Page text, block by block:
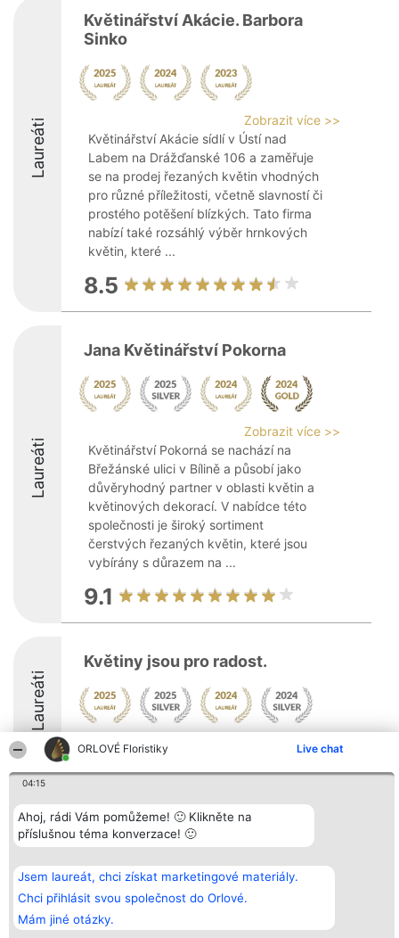
ORLOVÉ Floristiky Live chat
04:15
Ahoj, rádi Vám pomůžeme! 🙂 Klikněte na
příslušnou téma konverzace! 🙂
Jsem laureát, chci získat marketingové materiály.
Chci přihlásit svou společnost do Orlové.
Mám jiné otázky.
Laureáti
Květinářství Akácie. Barbora
Sinko
Zobrazit více >>
Květinářství Akácie sídlí v Ústí nad
Labem na Drážďanské 106 a zaměřuje
se na prodej řezaných květin vhodných
pro různé příležitosti, včetně slavností či
prostého potěšení blízkých. Tato firma
nabízí také rozsáhlý výběr hrnkových
květin, které ...
8.5
Laureáti
Jana Květinářství Pokorna
Zobrazit více >>
Květinářství Pokorná se nachází na
Břežánské ulici v Bílině a působí jako
důvěryhodný partner v oblasti květin a
květinových dekorací. V nabídce této
společnosti je široký sortiment
čerstvých řezaných květin, které jsou
vybírány s důrazem na ...
9.1
Laureáti
Květiny jsou pro radost.
9.1
Organizátor hlasování
Bright Side Solutions sp. z o.
o. sp. k.
Wrocław 50-079
KRS 0000749100 | Regon
381313360 | NIP 8943132676
Plebiscyt
Vítězové
Seznam všech
Zásady
Pravidla
Zásady
ochrany